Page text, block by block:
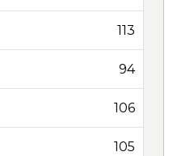
113
94
106
105